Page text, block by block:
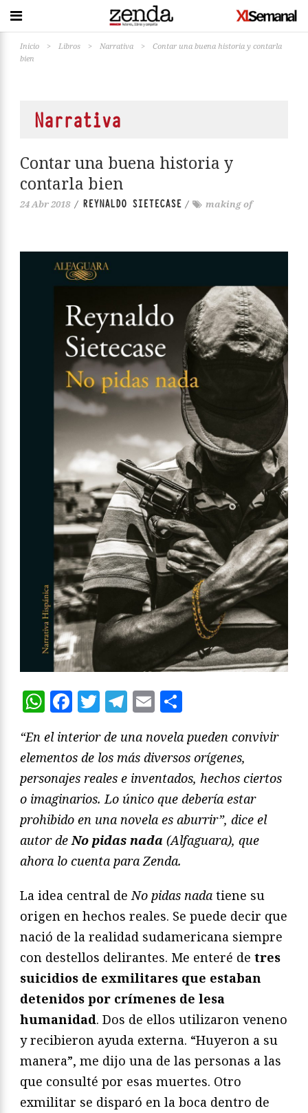
Inicio > Libros > Narrativa >
Contar una buena historia y contarla
bien
Narrativa
Contar una buena historia y
contarla bien
24 Abr 2018 / REYNALDO SIETECASE / making of
WhatsApp
Facebook
Twitter
Telegram
Email
“En el interior de una novela pueden convivir
elementos de los más diversos orígenes,
personajes reales e inventados, hechos ciertos
o imaginarios. Lo único que debería estar
prohibido en una novela es aburrir”, dice el
autor de No pidas nada (Alfaguara), que
ahora lo cuenta para Zenda.
La idea central de No pidas nada tiene su
origen en hechos reales. Se puede decir que
nació de la realidad sudamericana siempre
con destellos delirantes. Me enteré de tres
suicidios de exmilitares que estaban
detenidos por crímenes de lesa
humanidad. Dos de ellos utilizaron veneno
y recibieron ayuda externa. “Huyeron a su
manera”, me dijo una de las personas a las
que consulté por esas muertes. Otro
exmilitar se disparó en la boca dentro de